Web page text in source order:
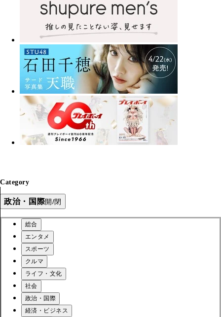
Category
政治・国際開/閉
総合
エンタメ
スポーツ
クルマ
ライフ・文化
社会
政治・国際
経済・ビジネス